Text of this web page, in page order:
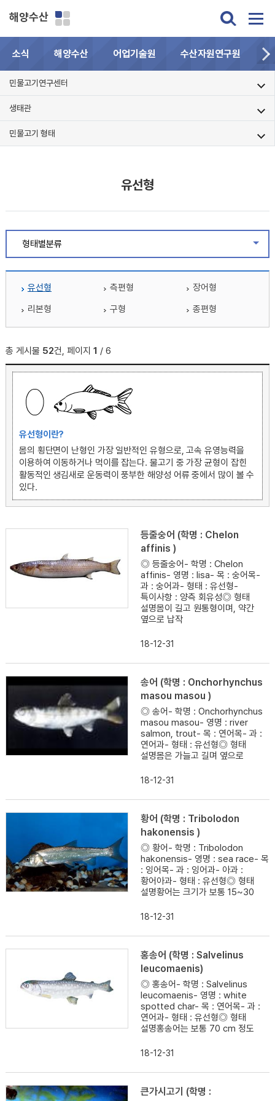
해양수산
소식 해양수산 어업기술원 수산자원연구원
민물고기연구센터
생태관
민물고기 형태
유선형
형태별분류
유선형 측편형
장어형
리본형
구형 종편형
총 게시물 52건, 페이지 1 / 6
유선형이란?
몸의 횡단면이 난형인 가장 일반적인 유형으로, 고속 유영능력을
이용하여 이동하거나 먹이를 잡는다. 물고기 중 가장 균형이 잡힌
활동적인 생김새로 운동력이 풍부한 해양성 어류 중에서 많이 볼 수
있다.
등줄숭어 (학명 : Chelon
affinis )
◎ 등줄숭어- 학명 : Chelon
affinis- 영명 : lisa- 목 : 숭어목-
과 : 숭어과- 형태 : 유선형-
특이사항 : 양측 회유성◎ 형태
설명몸이 길고 원통형이며, 약간
옆으로 납작
18-12-31
송어 (학명 : Onchorhynchus
masou masou )
◎ 송어- 학명 : Onchorhynchus
masou masou- 영명 : river
salmon, trout- 목 : 연어목- 과 :
연어과- 형태 : 유선형◎ 형태
설명몸은 가늘고 길며 옆으로
18-12-31
황어 (학명 : Tribolodon
hakonensis )
◎ 황어- 학명 : Tribolodon
hakonensis- 영명 : sea race- 목
: 잉어목- 과 : 잉어과- 아과 :
황어아과- 형태 : 유선형◎ 형태
설명황어는 크기가 보통 15~30
18-12-31
홍송어 (학명 : Salvelinus
leucomaenis)
◎ 홍송어- 학명 : Salvelinus
leucomaenis- 영명 : white
spotted char- 목 : 연어목- 과 :
연어과- 형태 : 유선형◎ 형태
설명홍송어는 보통 70 cm 정도
18-12-31
큰가시고기 (학명 :